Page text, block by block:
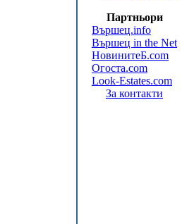
Партньори
Вършец.info
Вършец in the Net
НовинитеБ.com
Огоста.com
Look-Estates.com
За контакти